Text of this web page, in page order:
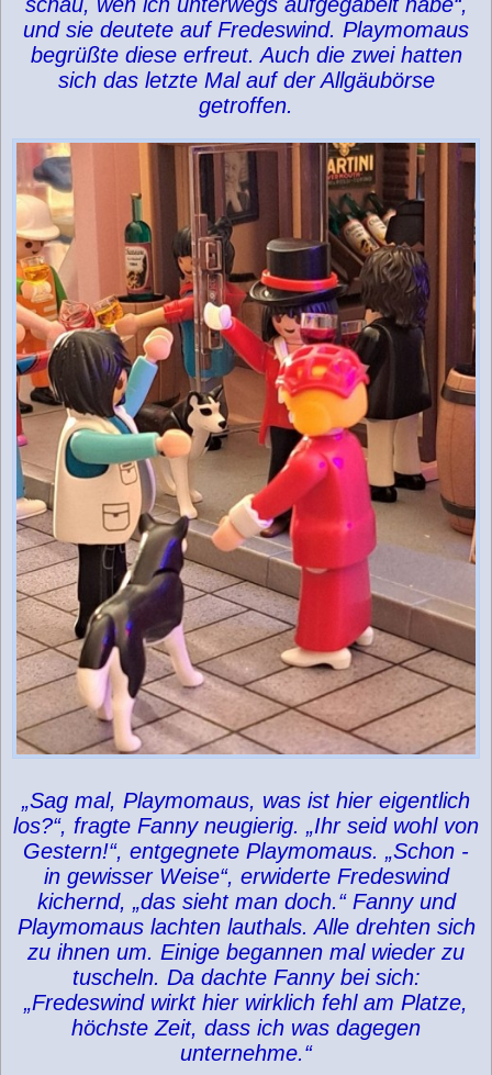
und sie deutete auf Fredeswind. Playmomaus
begrüßte diese erfreut. Auch die zwei hatten
sich das letzte Mal auf der Allgäubörse
getroffen.
„Sag mal, Playmomaus, was ist hier eigentlich
los?“, fragte Fanny neugierig. „Ihr seid wohl von
Gestern!“, entgegnete Playmomaus. „Schon -
in gewisser Weise“, erwiderte Fredeswind
kichernd, „das sieht man doch.“ Fanny und
Playmomaus lachten lauthals. Alle drehten sich
zu ihnen um. Einige begannen mal wieder zu
tuscheln. Da dachte Fanny bei sich:
„Fredeswind wirkt hier wirklich fehl am Platze,
höchste Zeit, dass ich was dagegen
unternehme.“